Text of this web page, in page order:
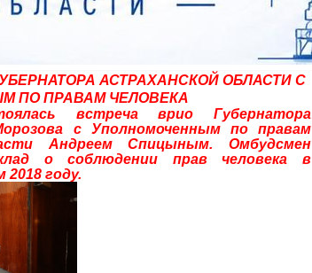
АСТРАХАНСКОЙ ОБЛАСТИ С
ПО ПРАВАМ ЧЕЛОВЕКА
встреча врио Губернатора
с Уполномоченным по правам
Андреем Спицыным. Омбудсмен
о соблюдении прав человека в
году.